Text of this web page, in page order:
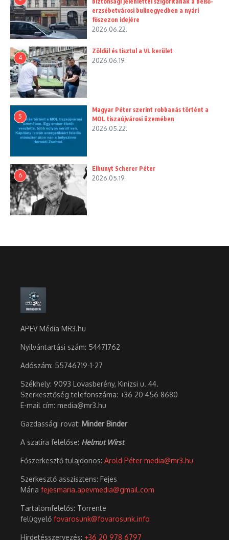
erzsébetvárosi bulinegyedben a nyári
főszezon idejére
2026.06.22.
4
Zöldül és tisztul a VI. kerület
2026.06.19.
5
Magyar Péter szerint robbanás történt a
MOL tiszaújvárosi üzemében
2026.05.22.
6
Elhunyt Scherer Péter
2026.05.19.
APEV Média MR3.hu
Nyilvántartási szám: 54471762
Adószám: 55746719-1-27
Székhely: 9093 Lovasberény, Kinizsi u. 44.
Szerkesztőség telefonszáma: +36 20 456 8680
E-mail cím: media@mr3.hu
Gazdassági rovat: Minder Binder
A szatira felelőse: Helmut Wirst
Főszerkesztő tulajdonos: Arold Péter media@mr3.hu
Szerkesztő asszisztens: Fejes
Mária fejesmaria.apevmedia@gmail.com
Tartalomfelelős: Torrente
felügyelő fovarosunk@fovarosunk.info
Hirdetésszervezés: +36 20 978 6797